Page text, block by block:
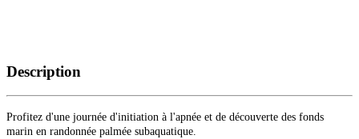
Description
Profitez d'une journée d'initiation à l'apnée et de découverte des fonds
marin en randonnée palmée subaquatique.